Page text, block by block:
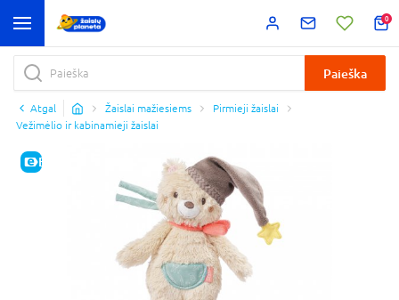
0
Paieška
Atgal Žaislai mažiesiems
Pirmieji žaislai
Vežimėlio ir kabinamieji žaislai
E-KAINA